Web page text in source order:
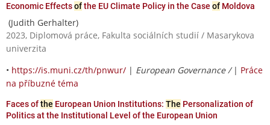
Economic Effectsofthe EU Climate Policy in the Case of Moldova
(Judith Gerhalter)
2023, Diplomová práce, Fakulta sociálních studií / Masarykova
univerzita
• https://is.muni.cz/th/pnwur/ | European Governance / | Práce
na příbuzné téma
Faces ofthe European Union Institutions: The Personalization of
Politics at the Institutional Level of the European Union